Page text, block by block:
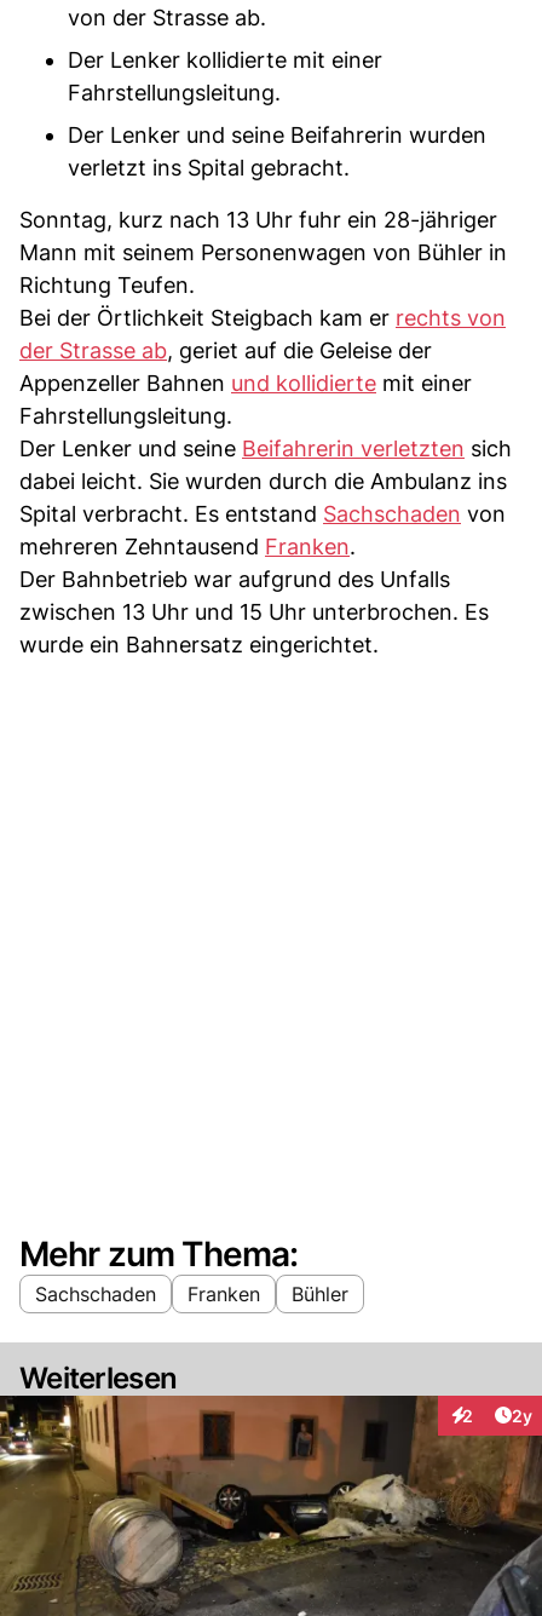
von der Strasse ab.
Der Lenker kollidierte mit einer
Fahrstellungsleitung.
Der Lenker und seine Beifahrerin wurden
verletzt ins Spital gebracht.
Sonntag, kurz nach 13 Uhr fuhr ein 28-jähriger
Mann mit seinem Personenwagen von Bühler in
Richtung Teufen.
Bei der Örtlichkeit Steigbach kam er rechts von
der Strasse ab, geriet auf die Geleise der
Appenzeller Bahnen und kollidierte mit einer
Fahrstellungsleitung.
Der Lenker und seine Beifahrerin verletzten sich
dabei leicht. Sie wurden durch die Ambulanz ins
Spital verbracht. Es entstand Sachschaden von
mehreren Zehntausend Franken.
Der Bahnbetrieb war aufgrund des Unfalls
zwischen 13 Uhr und 15 Uhr unterbrochen. Es
wurde ein Bahnersatz eingerichtet.
Mehr zum Thema:
Sachschaden Franken Bühler
Weiterlesen
2 2y